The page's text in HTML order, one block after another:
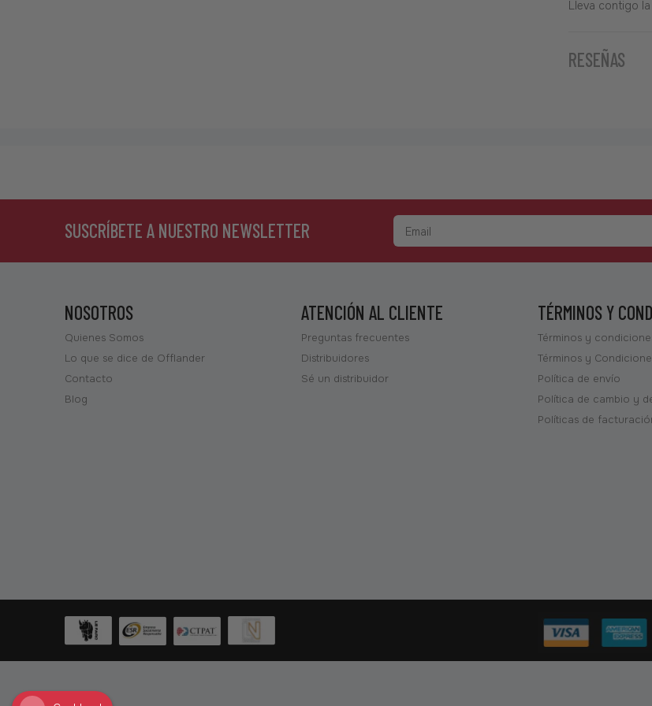
Lleva contigo
RESEÑAS
SUSCRÍBETE A NUESTRO NEWSLETTER
NOSOTROS
Quienes Somos
Lo que se dice de Offlander
Contacto
Blog
ATENCIÓN AL CLIENTE
Preguntas frecuentes
Distribuidores
Sé un distribuidor
TÉRMINOS Y
Términos y
Términos y
Política de envío
Política de cambio y
Políticas de